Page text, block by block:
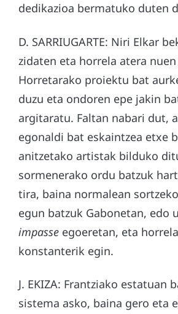
dedikazioa bermatuko duten
D. SARRIUGARTE: Niri Elkar
zidaten eta horrela atera
Horretarako proiektu bat
duzu eta ondoren epe jakin
argitaratu. Faltan nabari dut,
egonaldi bat eskaintzea etxe
anitzetako artistak bilduko
sormenerako ordu batzuk
tira, baina normalean
egun batzuk Gabonetan, edo
impasse egoeretan, eta
konstanterik egin.
J. EKIZA: Frantziako estatuan
sistema asko, baina gero eta